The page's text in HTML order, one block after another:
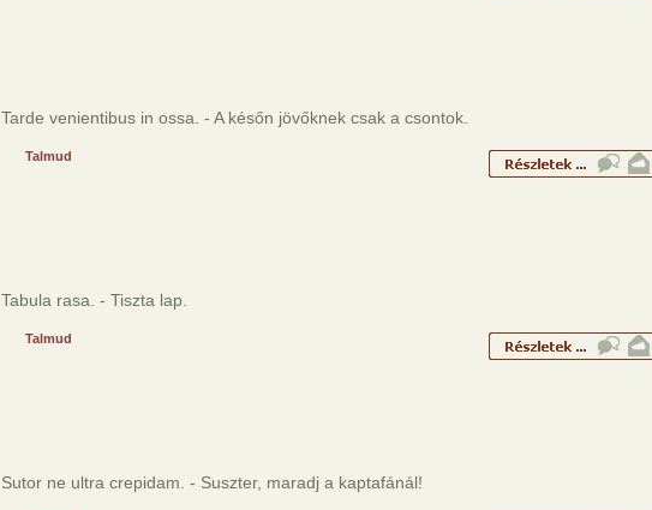
Tarde venientibus in ossa. - A későn jövőknek csak a csontok.
Talmud
Tabula rasa. - Tiszta lap.
Talmud
Sutor ne ultra crepidam. - Suszter, maradj a kaptafánál!